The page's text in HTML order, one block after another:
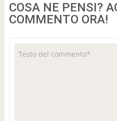
COSA NE PENSI?
COMMENTO ORA!